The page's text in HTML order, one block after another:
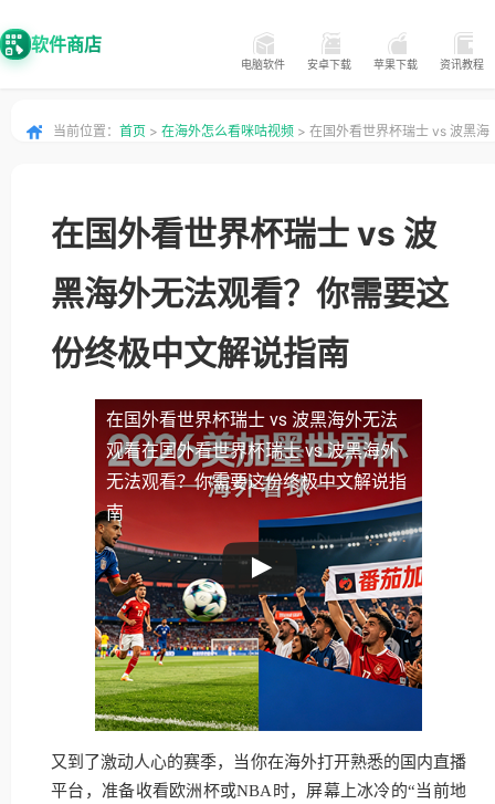
软件商店
电脑软件 安卓下载 苹果下载 资讯教程
当前位置： 首页 > 在海外怎么看咪咕视频 > 在国外看世界杯瑞士 vs 波黑海
在国外看世界杯瑞士 vs 波
黑海外无法观看？你需要这
份终极中文解说指南
在国外看世界杯瑞士 vs 波黑海外无法
观看在国外看世界杯瑞士 vs 波黑海外
无法观看？你需要这份终极中文解说指
南
又到了激动人心的赛季，当你在海外打开熟悉的国内直播
平台，准备收看欧洲杯或NBA时，屏幕上冰冷的“当前地